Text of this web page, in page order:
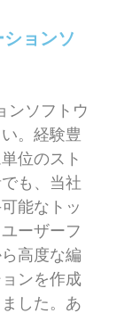
ョンソ
ンソフトウ
。経験豊
位のスト
も、当社
能なトッ
ーザーフ
高度な編
ンを作成
した。あ